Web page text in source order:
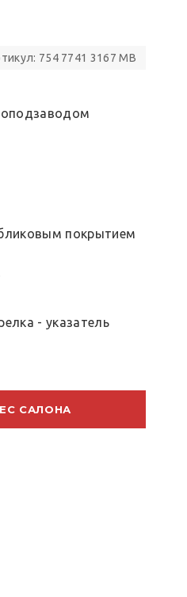
754 7741 3167 MB
покрытием
- указатель
САЛОНА